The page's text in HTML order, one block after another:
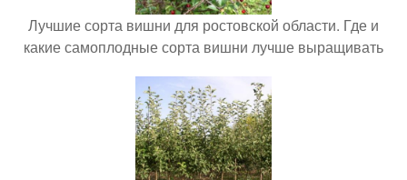
Лучшие сорта вишни для ростовской области. Где и
какие самоплодные сорта вишни лучше выращивать